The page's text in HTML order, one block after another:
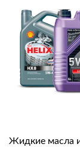
Жидкие масла